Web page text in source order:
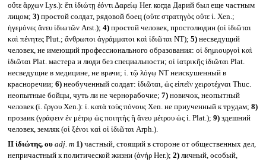
οὔτε ἄρχων Lys.): ἔτι ἰδιώτῃ ἐόντι Δαρείῳ Her. когда Дарий был еще частным
лицом; 3)простой солдат, рядовой боец (οὔτε στρατηγὸς οὔτε ἰ. Xen.;
ἡγεμόνες ἄνευ ἰδιωτῶν Arst.); 4)простой человек, простолюдин (οἱ ἰδιῶται
καὶ πένητες Plut.; ἄνθρωποι ἀγράμματοι καὶ ἰδιῶται NT); 5)несведущий
человек, не имеющий профессионального образования: οἱ δημιουργοὶ καὶ
ἰδιῶται Plat. мастера и люди без специальности; οἱ ἰατρικῆς ἰδιῶται Plat.
несведущие в медицине, не врачи; ἰ. τῷ λόγῳ NT неискушенный в
красноречии; 6)необученный солдат: ἰδιῶται, ὡς εἰπεῖν χειροτέχναι Thuc.
неопытные бойцы, чуть ли не чернорабочие; 7)новичок, неопытный
человек (ἰ. ἔργου Xen.): ἰ. κατὰ τοὺς πόνους Xen. не приученный к трудам; 8)
прозаик (γράφειν ἐν μέτρῳ ὡς ποιητὴς ἢ ἄνευ μέτρου ὡς ἰ. Plat.); 9)здешний
человек, земляк (οἱ ξένοι καὶ οἱ ἰδιῶται Arph.).
II ἰδιώτης, ου adj. m 1)частный, стоящий в стороне от общественных дел,
непричастный к политической жизни (ἀνήρ Her.); 2)личный, особый,